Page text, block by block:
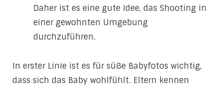
Daher ist es eine gute Idee, das Shooting in
einer gewohnten Umgebung
durchzuführen.
In erster Linie ist es für süße Babyfotos wichtig,
dass sich das Baby wohlfühlt. Eltern kennen